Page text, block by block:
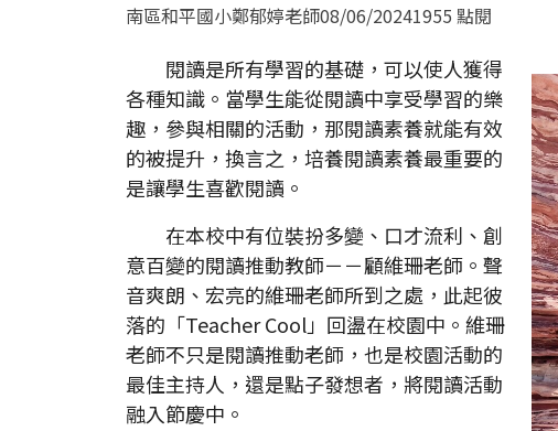
南區和平國小鄭郁婷老師08/06/20241955 點閱
閱讀是所有學習的基礎，可以使人獲得
各種知識。當學生能從閱讀中享受學習的樂
趣，參與相關的活動，那閱讀素養就能有效
的被提升，換言之，培養閱讀素養最重要的
是讓學生喜歡閱讀。
在本校中有位裝扮多變、口才流利、創
意百變的閱讀推動教師－－顧維珊老師。聲
音爽朗、宏亮的維珊老師所到之處，此起彼
落的「Teacher Cool」回盪在校園中。維珊
老師不只是閱讀推動老師，也是校園活動的
最佳主持人，還是點子發想者，將閱讀活動
融入節慶中。